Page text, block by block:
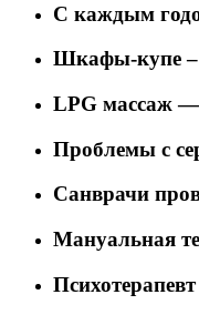
C каждым
Шкафы-купе –
LPG массаж —
Проблемы с
Санврачи
Мануальная